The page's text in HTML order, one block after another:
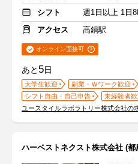
シフト
週1日以上 1日
アクセス
高鍋駅
オンライン面接可
あと 5日
大学生歓迎 副業・Ｗワーク歓迎
シフト自由・自己申告
未経験者歓
ユースタイルラボラトリー株式会社の
ハーベストネクスト株式会社 (